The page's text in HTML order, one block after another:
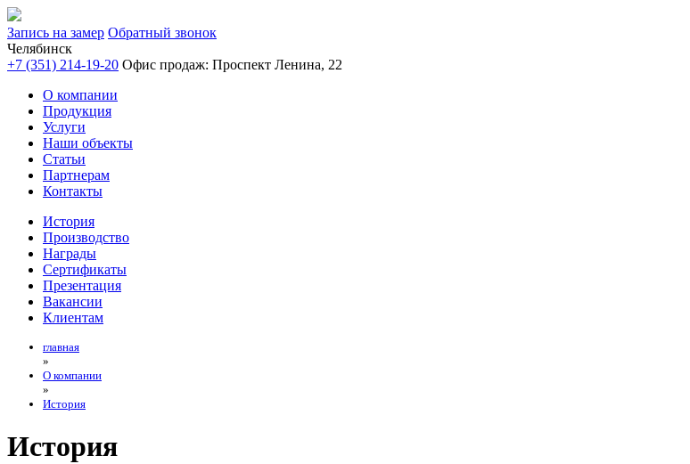
Запись на замер Обратный звонок
Челябинск
+7 (351) 214-19-20 Офис продаж: Проспект Ленина, 22
О компании
Продукция
Услуги
Наши объекты
Статьи
Партнерам
Контакты
История
Производство
Награды
Сертификаты
Презентация
Вакансии
Клиентам
главная
»
О компании
»
История
История